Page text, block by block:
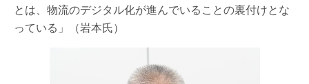
とは、物流のデジタル化が進んでいることの裏付けとな
っている」（岩本氏）